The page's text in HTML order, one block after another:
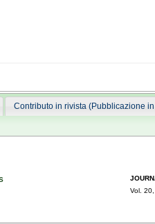
Contributo in rivista (Pubblicazione
Vol. 20,